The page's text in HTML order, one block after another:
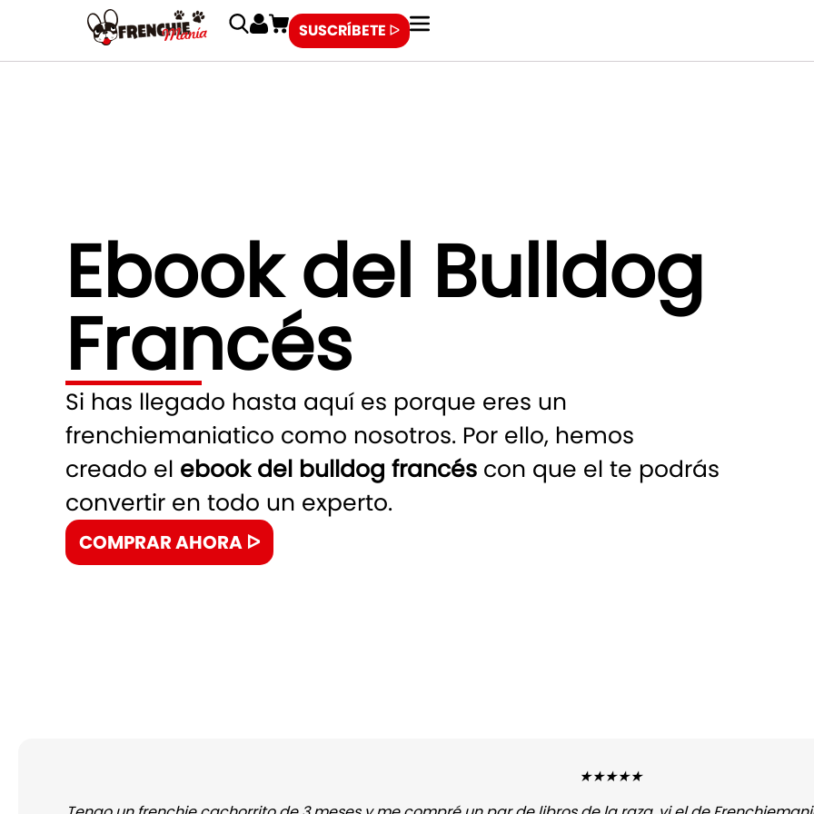
SUSCRÍBETE ᐅ
Ebook del Bulldog
Francés
Si has llegado hasta aquí es porque eres un
frenchiemaniatico como nosotros. Por ello, hemos
creado el ebook del bulldog francés con que el te podrás
convertir en todo un experto.
COMPRAR AHORA ᐅ
★★★★★